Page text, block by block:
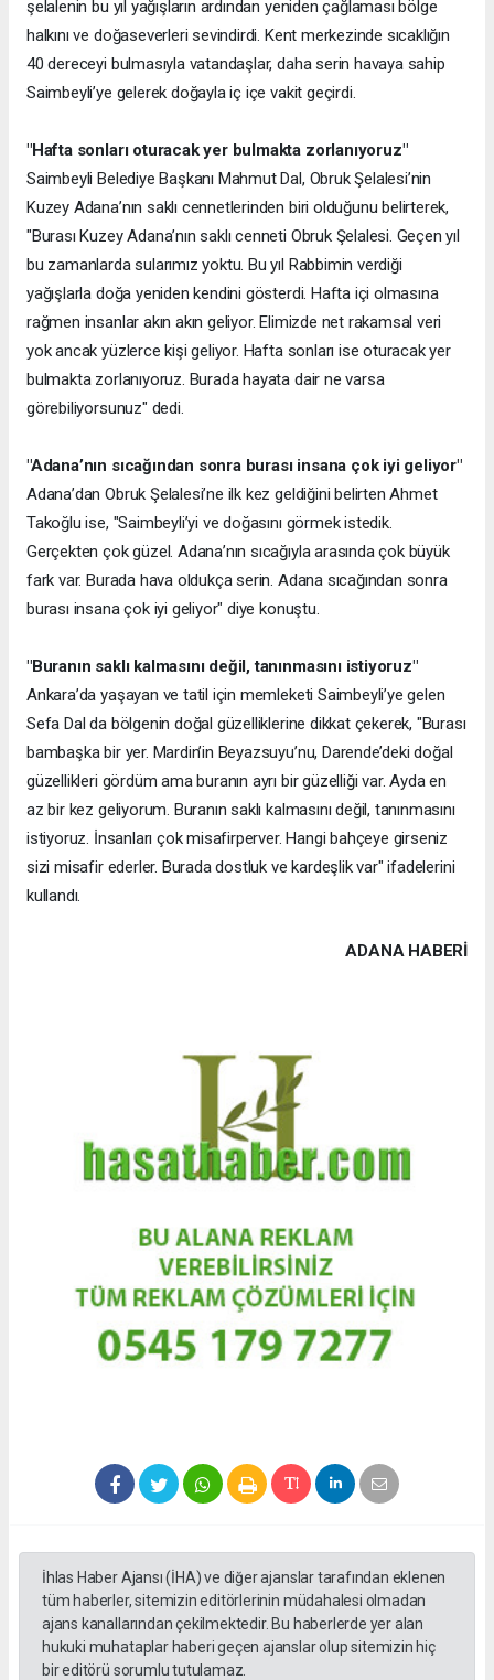
şelalenin bu yıl yağışların ardından yeniden çağlaması bölge
halkını ve doğaseverleri sevindirdi. Kent merkezinde sıcaklığın
40 dereceyi bulmasıyla vatandaşlar, daha serin havaya sahip
Saimbeyli’ye gelerek doğayla iç içe vakit geçirdi.
"Hafta sonları oturacak yer bulmakta zorlanıyoruz"
Saimbeyli Belediye Başkanı Mahmut Dal, Obruk Şelalesi’nin
Kuzey Adana’nın saklı cennetlerinden biri olduğunu belirterek,
"Burası Kuzey Adana’nın saklı cenneti Obruk Şelalesi. Geçen yıl
bu zamanlarda sularımız yoktu. Bu yıl Rabbimin verdiği
yağışlarla doğa yeniden kendini gösterdi. Hafta içi olmasına
rağmen insanlar akın akın geliyor. Elimizde net rakamsal veri
yok ancak yüzlerce kişi geliyor. Hafta sonları ise oturacak yer
bulmakta zorlanıyoruz. Burada hayata dair ne varsa
görebiliyorsunuz" dedi.
"Adana’nın sıcağından sonra burası insana çok iyi geliyor"
Adana’dan Obruk Şelalesi’ne ilk kez geldiğini belirten Ahmet
Takoğlu ise, "Saimbeyli’yi ve doğasını görmek istedik.
Gerçekten çok güzel. Adana’nın sıcağıyla arasında çok büyük
fark var. Burada hava oldukça serin. Adana sıcağından sonra
burası insana çok iyi geliyor" diye konuştu.
"Buranın saklı kalmasını değil, tanınmasını istiyoruz"
Ankara’da yaşayan ve tatil için memleketi Saimbeyli’ye gelen
Sefa Dal da bölgenin doğal güzelliklerine dikkat çekerek, "Burası
bambaşka bir yer. Mardin’in Beyazsuyu’nu, Darende’deki doğal
güzellikleri gördüm ama buranın ayrı bir güzelliği var. Ayda en
az bir kez geliyorum. Buranın saklı kalmasını değil, tanınmasını
istiyoruz. İnsanları çok misafirperver. Hangi bahçeye girseniz
sizi misafir ederler. Burada dostluk ve kardeşlik var" ifadelerini
kullandı.
ADANA HABERİ
İhlas Haber Ajansı (İHA) ve diğer ajanslar tarafından eklenen
tüm haberler, sitemizin editörlerinin müdahalesi olmadan
ajans kanallarından çekilmektedir. Bu haberlerde yer alan
hukuki muhataplar haberi geçen ajanslar olup sitemizin hiç
bir editörü sorumlu tutulamaz.